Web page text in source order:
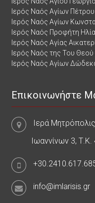
Ιερός Ναός Αγίων
Ιερός Ναός Αγίων
Ιερός Ναός Προφήτη
Ιερός Ναός Αγίας
Ιερός Ναός της Του
Ιερός Ναός Αγίων
Επικοινωνήστε
Ιερά
Ιωαννίνων 3,
info@imlarisis.gr